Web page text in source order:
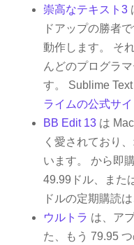
崇高なテキスト3
ドアップの勝者
動作します。 そ
んどのプログラ
す。 Sublime
ライムの公式サイ
BB Edit 13 は
く愛されており
います。 から即
49.99ドル、また
ドルの定期購読は
ウルトラ は、ア
た、もう 79.95